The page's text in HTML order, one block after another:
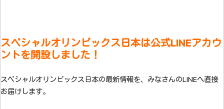
スペシャルオリンピックス日本は公式LINEアカウ
ントを開設しました！
スペシャルオリンピックス日本の最新情報を、みなさんのLINEへ直接
お届けします。